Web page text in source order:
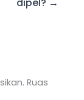
dipel? →
Ruas